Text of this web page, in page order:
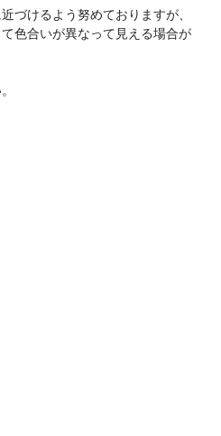
づけるよう努めておりますが、
色合いが異なって見える場合が